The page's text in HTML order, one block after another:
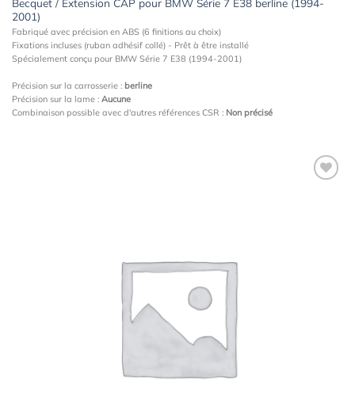
2001)
Fabriqué avec précision en ABS (6 finitions au choix)
Fixations incluses (ruban adhésif collé) - Prêt à être installé
Spécialement conçu pour BMW Série 7 E38 (1994-2001)
Précision sur la carrosserie : berline
Précision sur la lame : Aucune
Combinaison possible avec d'autres références CSR : Non précisé